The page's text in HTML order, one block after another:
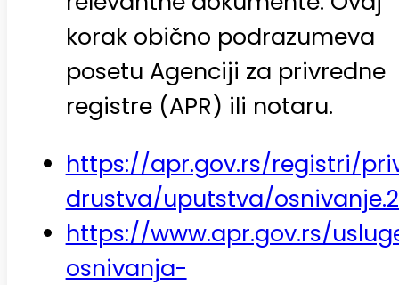
korak obično podrazumeva
posetu Agenciji za privredne
registre (APR) ili notaru.
https://apr.gov.rs/registri/
drustva/uputstva/
https://www.apr.gov.rs/
osnivanja-